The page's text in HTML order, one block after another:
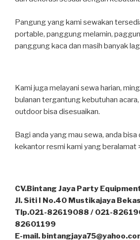
Pangung yang kami sewakan
portable, panggung melamin,
panggung kaca dan masih banyak
Kami juga melayani sewa harian,
bulanan tergantung kebutuhan
outdoor bisa disesuaikan.
Bagi anda yang mau sewa, anda
kekantor resmi kami yang beralamat
CV.Bintang Jaya Party
Jl. Siti I No.40 Mustikajaya
Tlp.021-82619088 / 021-
82601199
E-mail.